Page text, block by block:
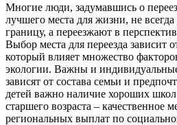
Многие люди, задумавшись о
лучшего места для жизни, не всегда
границу, а переезжают в
Выбор места для переезда зависит
который влияет множество
экологии. Важны и
зависят от состава семьи и
детей важно наличие хороших
старшего возраста – качественное
региональных выплат по